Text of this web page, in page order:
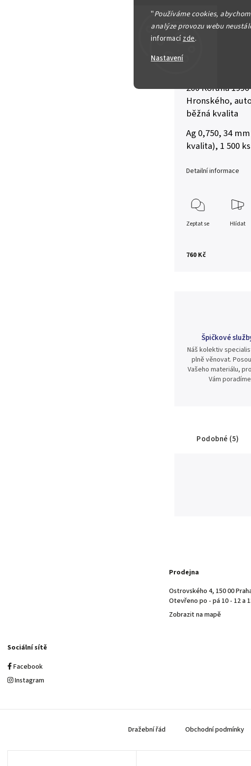
"Používáme cookies,
analýze provozu webu
informacízde.
Nastavení
760 Kč
200 Koruna
Hronského,
běžná kvalita
Ag 0,750, 34
kvalita), 1 500
Detailní informace
Zeptat se Hlídat
Špičkové
Náš kolektiv
plně věnovat.
Vašeho materiálu,
Vám
Podobné (5)
Prodejna
Ostrovského 4, 150 00
Otevřeno po - pá 10 - 12 a
Zobrazit na mapě
Sociální sítě
Facebook
Instagram
Dražební řád Obchodní podmínky